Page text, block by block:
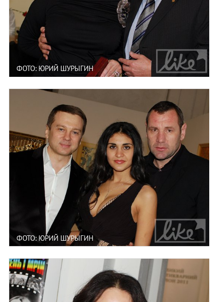
ФОТО: ЮРИЙ ШУРЫГИН
ФОТО: ЮРИЙ ШУРЫГИН